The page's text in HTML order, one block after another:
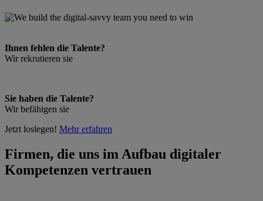
Ihnen fehlen die Talente?
Wir rekrutieren sie
Sie haben die Talente?
Wir befähigen sie
Jetzt loslegen! Mehr erfahren
Firmen, die uns im Aufbau digitaler
Kompetenzen vertrauen